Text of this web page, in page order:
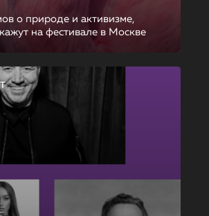
о природе и активизме,
на фестивале в Москве